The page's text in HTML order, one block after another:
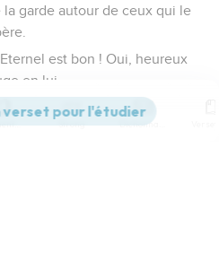
la garde autour de ceux qui le
est bon ! Oui, heureux
en lui.
révérez-le ! Car rien ne
Commentaires Strong